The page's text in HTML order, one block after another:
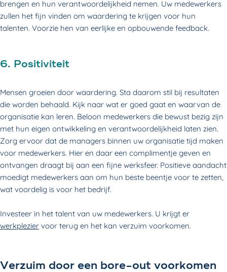
brengen en hun verantwoordelijkheid nemen. Uw medewerkers
zullen het fijn vinden om waardering te krijgen voor hun
talenten. Voorzie hen van eerlijke en opbouwende feedback.
6. Positiviteit
Mensen groeien door waardering. Sta daarom stil bij resultaten
die worden behaald. Kijk naar wat er goed gaat en waarvan de
organisatie kan leren. Beloon medewerkers die bewust bezig zijn
met hun eigen ontwikkeling en verantwoordelijkheid laten zien.
Zorg ervoor dat de managers binnen uw organisatie tijd maken
voor medewerkers. Hier en daar een complimentje geven en
ontvangen draagt bij aan een fijne werksfeer. Positieve aandacht
moedigt medewerkers aan om hun beste beentje voor te zetten,
wat voordelig is voor het bedrijf.
Investeer in het talent van uw medewerkers. U krijgt er
werkplezier voor terug en het kan verzuim voorkomen.
Verzuim door een bore-out voorkomen